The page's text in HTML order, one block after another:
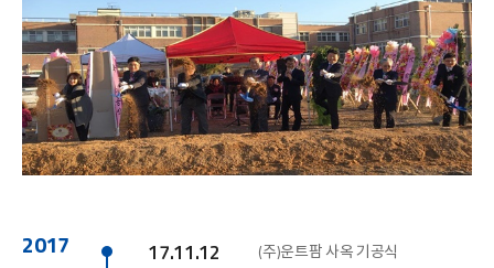
2017 17.11.12 (주)운트팜 사옥 기공식